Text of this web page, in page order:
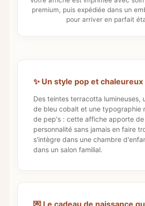
premium, puis expédiée dans un
pour arriver en parfait
✨ Un style pop et chaleureux
Des teintes terracotta lumineuses,
de bleu cobalt et une typographie
de pep's : cette affiche apporte de
personnalité sans jamais en faire
s'intègre dans une chambre
dans un salon familial.
💌 Le cadeau de naissance